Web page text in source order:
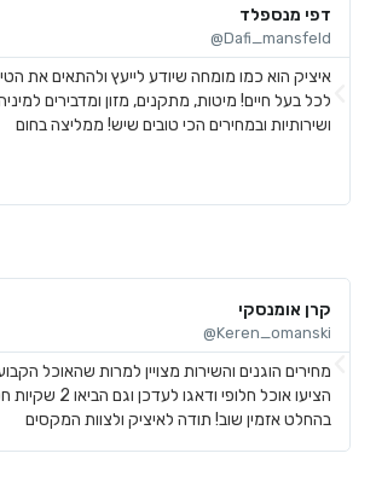
דפי מנספלד
Dafi_mansfeld@
איציק הוא כמו מומחה שיודע לייעץ ולהתאים את
לכל בעל חיים! מיטות, מתקנים, מזון ומדבירים
ושירותיות ובמחירים הכי טובים שיש! ממליצה בחום
קרן אומנסקי
Keren_omanski@
מחירים הוגנים והשירות מצויין למרות שהאוכל
הציעו אוכל חלופי
בהחלט אזמין שוב! תודה לאיציק ולצוות המקסים